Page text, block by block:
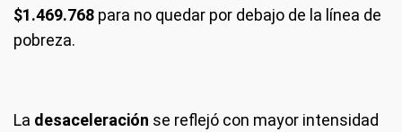
$1.469.768 para no quedar por debajo de la línea de
pobreza.
La desaceleración se reflejó con mayor intensidad